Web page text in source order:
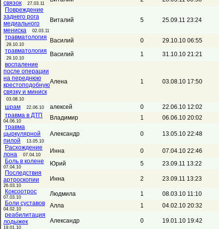
связок
27.03.11
Повреждение
заднего рога
медиального
мениска
02.03.11
Виталий 5 25.09.11 23:24
травматология
29.10.10
Василий 0
29.10.10 06:55
травматология
29.10.10
Василий 1
31.10.10 21:21
воспаление
после операции
на переднюю
крестоподобную
связку и миниск
03.08.10
Алена 1 03.08.10 17:50
шрам 22.06.10 алексей 0
22.06.10 12:02
травма в ДТП
04.06.10 Владимир 1
06.06.10 20:02
травма
цыркулярной
пилой
13.05.10
Александр 0
13.05.10 22:48
Расхождение
лона
07.04.10
Инна 0
07.04.10 22:46
Боль в колене
07.04.10 Юрий 5
23.09.11 13:22
Последствия
артроскопии
26.03.10
Инна 2
23.09.11 13:23
Коксоотрос
07.03.10 Людмила 1
08.03.10 11:10
Боли суставов
04.02.10 Алла 1
04.02.10 20:32
реабилитация
лодыжек
19.01.10
Александр 0
19.01.10 19:42